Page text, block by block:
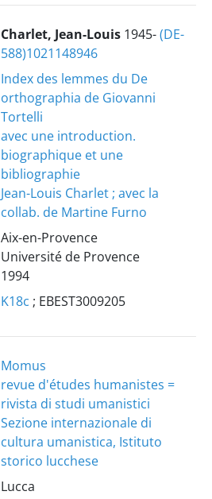
Charlet, Jean-Louis 1945-(DE-
588)1021148946
Index des lemmes du De
orthographia de Giovanni
Tortelli
avec une introduction.
biographique et une
bibliographie
Jean-Louis Charlet ; avec la
collab. de Martine Furno
Aix-en-Provence
Université de Provence
1994
K18c ; EBEST3009205
Momus
revue d'études humanistes =
rivista di studi umanistici
Sezione internazionale di
cultura umanistica, Istituto
storico lucchese
Lucca